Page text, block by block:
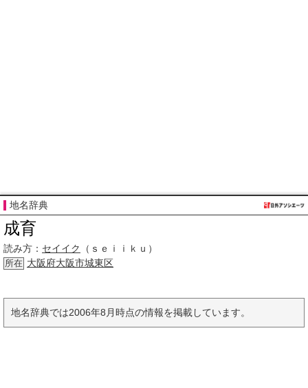
地名辞典
成育
読み方： セイイク （ｓｅｉｉｋｕ）
所在 大阪府大阪市城東区
地名辞典では2006年8月時点の情報を掲載しています。